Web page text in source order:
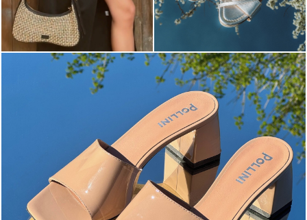
The most-wanted mules and sandals are now on sale. ...